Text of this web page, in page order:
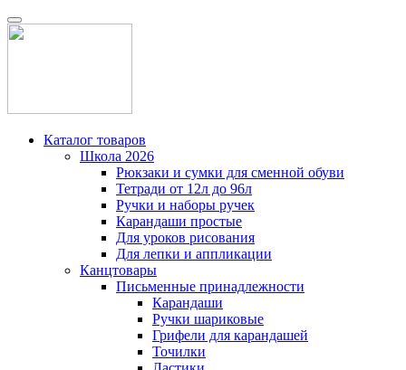
Каталог товаров
Школа 2026
Рюкзаки и сумки для сменной обуви
Тетради от 12л до 96л
Ручки и наборы ручек
Карандаши простые
Для уроков рисования
Для лепки и аппликации
Канцтовары
Письменные принадлежности
Карандаши
Ручки шариковые
Грифели для карандашей
Точилки